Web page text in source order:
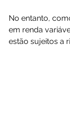
No entanto,
em renda
estão sujeitos a